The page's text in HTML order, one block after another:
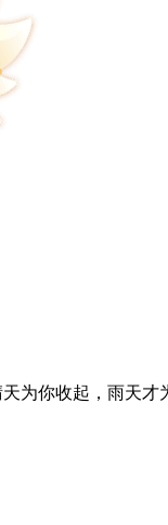
为你收起，雨天才